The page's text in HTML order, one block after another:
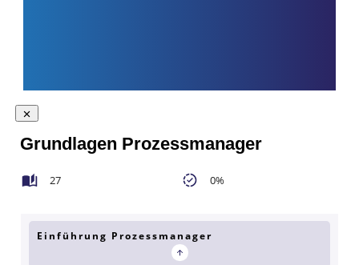
Grundlagen Prozessmanager
27 0%
Einführung Prozessmanager